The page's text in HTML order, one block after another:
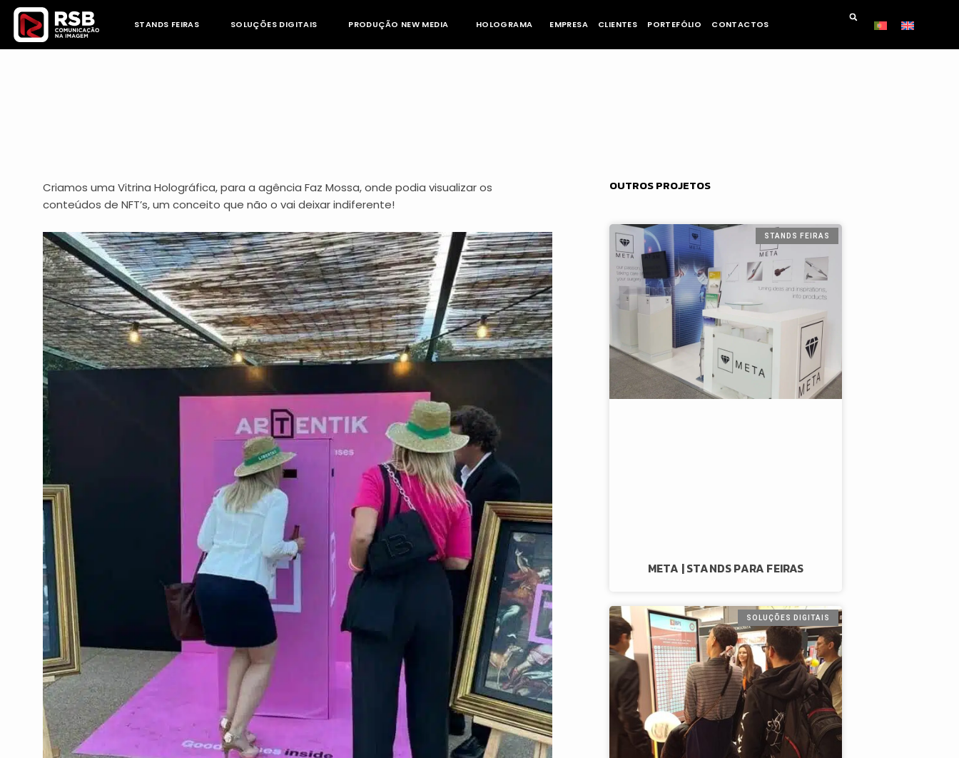
Skip
content
STANDS FEIRAS SOLUÇÕES DIGITAIS PRODUÇÃO NEW MEDIA HOLOGRAMA EMPRESA CLIENTES PORTEFÓLIO CONTACTOS
Criamos uma Vitrina Holográfica, para a agência Faz Mossa, onde podia visualizar os
conteúdos de NFT’s, um conceito que não o vai deixar indiferente!
OUTROS PROJETOS
STANDS FEIRAS
META | STANDS PARA FEIRAS
SOLUÇÕES DIGITAIS